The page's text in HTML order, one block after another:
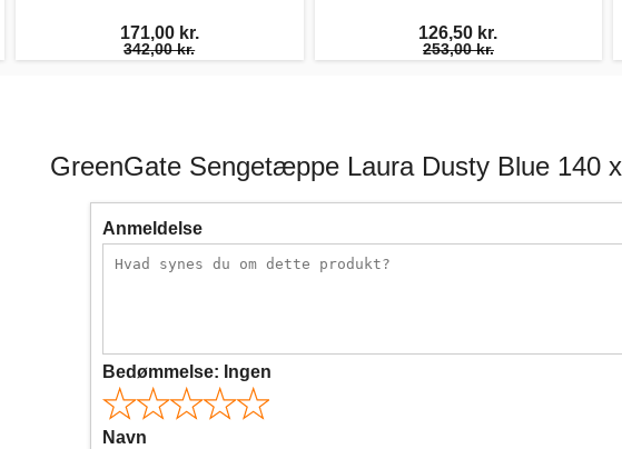
171,00 kr.
342,00 kr.
126,50 kr.
253,00 kr.
GreenGate Sengetæppe Laura Dusty Blue 140
Anmeldelse
Bedømmelse: Ingen
Navn